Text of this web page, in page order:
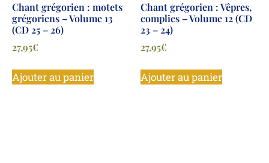
Chant grégorien : motets
grégoriens – Volume 13
(CD 25 – 26)
27,95€
Ajouter au panier
Chant grégorien : Vêpres,
complies – Volume 12 (CD
23 – 24)
27,95€
Ajouter au panier